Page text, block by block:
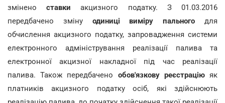
зміненоставкиакцизного податку. З 01.03.2016
передбачено зміну одиниці виміру пального для
обчислення акцизного податку, запровадження системи
електронного адміністрування реалізації палива та
електронної акцизної накладної під час реалізації
палива. Також передбачено обов'язкову реєстраціюяк
платників акцизного податку осіб, які здійснюють